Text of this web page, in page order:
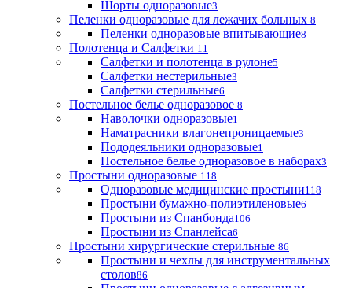
Шорты одноразовые3
Пеленки одноразовые для лежачих больных 8
Пеленки одноразовые впитывающие8
Полотенца и Салфетки 11
Салфетки и полотенца в рулоне5
Салфетки нестерильные3
Салфетки стерильные6
Постельное белье одноразовое 8
Наволочки одноразовые1
Наматрасники влагонепроницаемые3
Пододеяльники одноразовые1
Постельное белье одноразовое в наборах3
Простыни одноразовые 118
Одноразовые медицинские простыни118
Простыни бумажно-полиэтиленовые6
Простыни из Спанбонда106
Простыни из Спанлейса6
Простыни хирургические стерильные 86
Простыни и чехлы для инструментальных
столов86